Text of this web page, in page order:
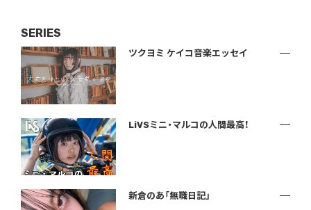
SERIES
ツクヨミ ケイコ音楽エッセイ
LiVSミニ・マルコの人間最高！
新倉のあ「無職日記」